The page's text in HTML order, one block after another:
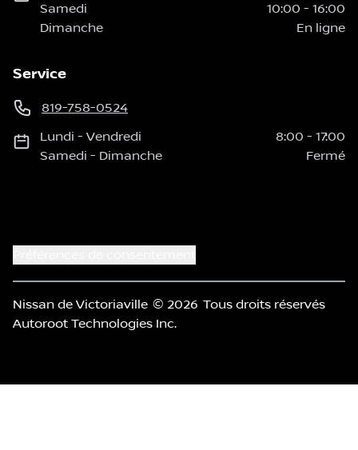
Samedi
10:00 - 16:00
Dimanche
En ligne
Service
819-758-0524
Lundi -Vendredi 8:00 - 17:00
Samedi - Dimanche Fermé
Nissan de Victoriaville © 2026 Tous droits réservés
Autoroot Technologies Inc.